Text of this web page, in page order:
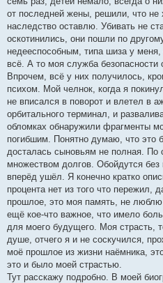
от последней жены, решили, что не
наследство оставлю. Убивать не
оскотинились, они пошли по
недееспособным, типа шиза у меня,
всё. А то моя служба
Впрочем, всё у них получилось,
психом. Мой челнок, когда я
не вписался в поворот и влетел в
орбитального терминал, и
обломках обнаружили фрагменты
погибшим. Понятно думаю, что это
досталась сыновьям не полная. По
множеством долгов. Обойдутся
вперёд ушёл. Я конечно кратко
процента нет из того что пережил,
прошлое, это моя память, не
ещё кое-что важное, что имело
для моего будущего. Моя страсть,
душе, отчего я и не соскучился,
моё прошлое из жизни наёмника,
это и было моей страстью.
Тут расскажу подробно. В моей